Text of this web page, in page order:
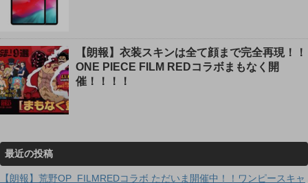
【朗報】衣装スキンは全て顔まで完全再現！！
ONE PIECE FILM REDコラボまもなく開
催！！！！
最近の投稿
【朗報】荒野OP_FILMREDコラボ ただいま開催中！！ワンピースキャ